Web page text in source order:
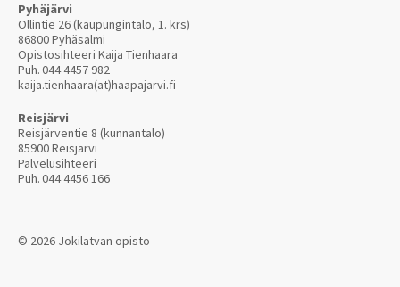
Pyhäjärvi
Ollintie 26 (kaupungintalo, 1. krs)
86800 Pyhäsalmi
Opistosihteeri Kaija Tienhaara
Puh.044 4457 982
kaija.tienhaara(at)haapajarvi.fi
Reisjärvi
Reisjärventie 8 (kunnantalo)
85900 Reisjärvi
Palvelusihteeri
Puh.044 4456 166
© 2026 Jokilatvan opisto